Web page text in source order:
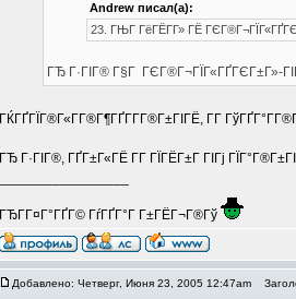
Andrew писал(а):
23. ГЊГ ГёГЁГ­Г» ГЁ
ГЂ Г·ГІГ® Г§Г ГЄГ®Г¬ГЇГ«ГҐГЄГ±Г»-
ГЌГҐГЇГ®Г«Г­Г®Г¶ГҐГ­Г­Г®Г±ГІГЁ, Г­Г
ГЂ Г·ГІГ®, ГҐГ±Г«ГЁ Г­Г ГЇГЁГ±Г ГІГј
ГЂГ­Г¤Г°ГҐГ© ГѓГҐГ°Г Г±ГЁГ¬Г®Гў
Добавлено: Четверг, Июня 23, 2005 12:47am